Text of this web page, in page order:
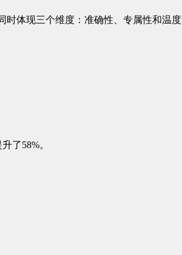
体现三个维度：准确性、专属性和温
了58%。